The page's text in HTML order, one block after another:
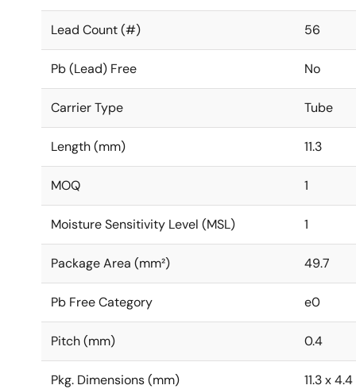
Lead Count (#) 56
Pb (Lead) Free No
Carrier Type Tube
Length (mm) 11.3
MOQ 1
Moisture Sensitivity Level (MSL) 1
Package Area (mm²) 49.7
Pb Free Category e0
Pitch (mm) 0.4
Pkg. Dimensions (mm) 11.3 x